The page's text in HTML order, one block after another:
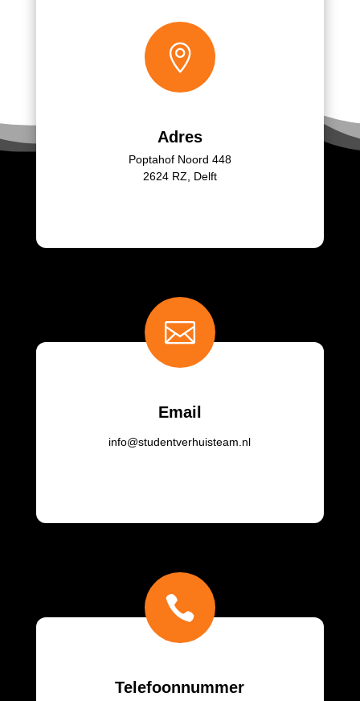

Adres
Poptahof Noord 448
2624 RZ, Delft

Email
info@studentverhuisteam.nl

Telefoonnummer